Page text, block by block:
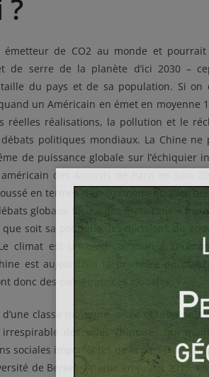
de CO2 au monde et
de serre de la planète d’ici 2030 –
du pays et de sa population. Si on
un Américain en émet en moyenne
réelles réalisations, la pollution et le
politiques mondiaux. La Chine
de puissance globale sur l’échiquier
des Accords de Paris en juin
en termes d’environnement, avec
globaux face à des États-Unis «
soit sa politique, les décisions du
climat est un bien commun à
est aujourd’hui la première
donc des conséquences globales.
d’une classe moyenne, aisée et urbaine
des villes chinoises qui
sociales importantes de la part d’une
de Berkeley parue en juillet 2015,